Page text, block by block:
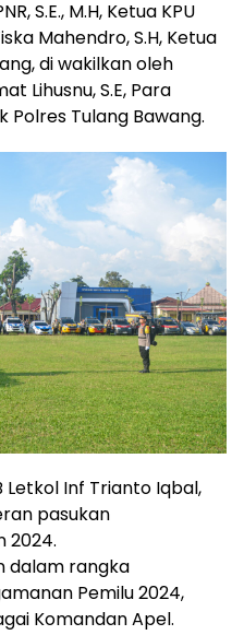
S.E., M.H, Ketua KPU
Mahendro, S.H, Ketua
di wakilkan oleh
Lihusnu, S.E, Para
Polres Tulang Bawang.
Inf Trianto Iqbal,
pasukan
2024.
dalam rangka
Pemilu 2024,
Komandan Apel.